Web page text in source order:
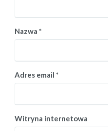
Nazwa *
Adres email *
Witryna internetowa